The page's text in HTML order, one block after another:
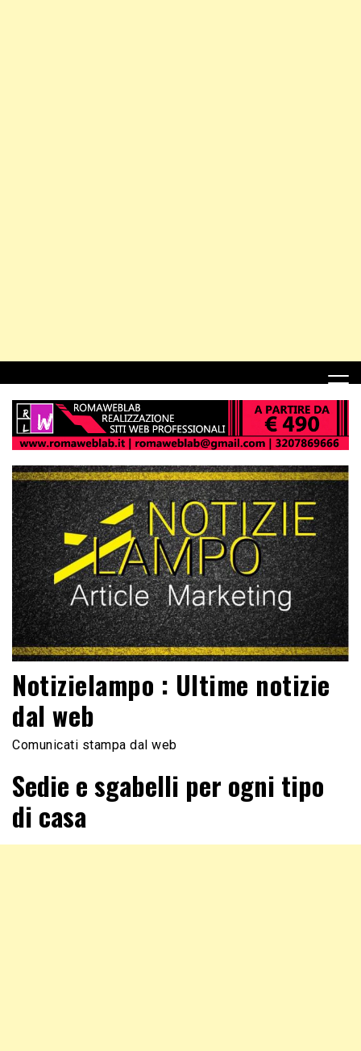
Notizielampo : Ultime notizie
dal web
Comunicati stampa dal web
Sedie e sgabelli per ogni tipo
di casa